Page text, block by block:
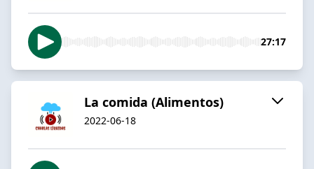
27:17
La comida (Alimentos)
2022-06-18